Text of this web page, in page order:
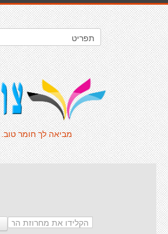
מביאה לך חומר טוב.